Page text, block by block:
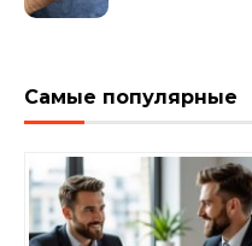
Самые популярные